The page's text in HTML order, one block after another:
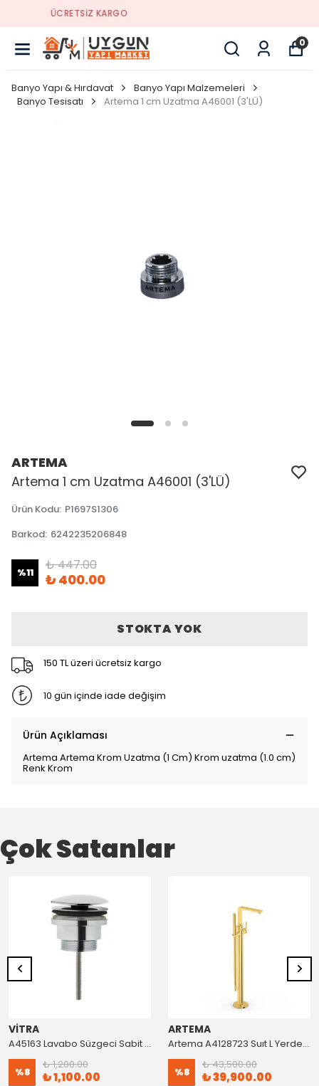
0
Banyo Yapı & Hırdavat
Banyo Yapı Malzemeleri
Banyo Tesisatı
Artema 1 cm Uzatma A46001 (3'LÜ)
ARTEMA
Artema 1 cm Uzatma A46001 (3'LÜ)
Ürün Kodu: P1697S1306
Barkod: 6242235206848
%11 ₺ 447.00
₺ 400.00
STOKTA YOK
150 TL üzeri ücretsiz kargo
10 gün içinde iade değişim
Ürün Açıklaması
Artema Artema Krom Uzatma (1 Cm) Krom uzatma (1.0 cm)
Renk Krom
Çok Satanlar
VİTRA
A45163 Lavabo Süzgeci Sabit Krom
%8
₺ 1,200.00
₺ 1,100.00
ARTEMA
Artema A4128723 Suıt L Yerden Küvet Bataryası Altın
%8
₺ 43,500.00
₺ 39,900.00